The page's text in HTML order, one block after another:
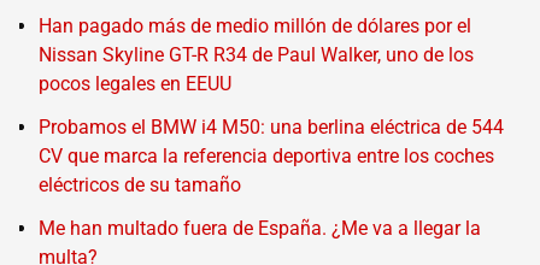
Han pagado más de medio millón de dólares por el
Nissan Skyline GT-R R34 de Paul Walker, uno de los
pocos legales en EEUU
Probamos el BMW i4 M50: una berlina eléctrica de 544
CV que marca la referencia deportiva entre los coches
eléctricos de su tamaño
Me han multado fuera de España. ¿Me va a llegar la
multa?